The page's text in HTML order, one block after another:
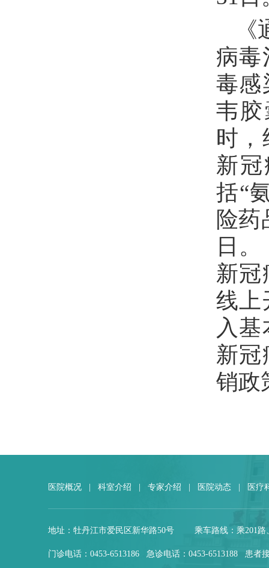
病毒
毒感
韦
时，
新
括“
险药
日
新冠
线上
入
新冠
销政
医院概况 科室介绍 专家介绍 医院动态 医疗
地址：牡丹江市爱民区新华路50号 乘车路线：乘201
门诊电话：0453-6513186 急诊电话：0453-6513188 患者